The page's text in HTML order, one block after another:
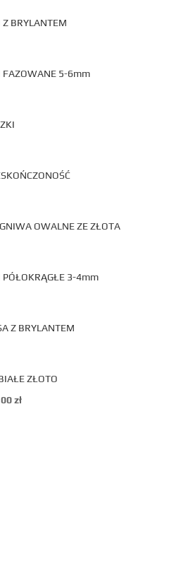
BRYLANTEM
FAZOWANE 5-6mm
OWALNE ZE ZŁOTA
PÓŁOKRĄGŁE 3-4mm
Z BRYLANTEM
ZŁOTO
zł